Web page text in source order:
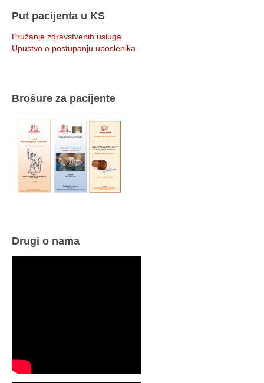
Put pacijenta u KS
Pružanje zdravstvenih usluga
Upustvo o postupanju uposlenika
Brošure za pacijente
Drugi o nama